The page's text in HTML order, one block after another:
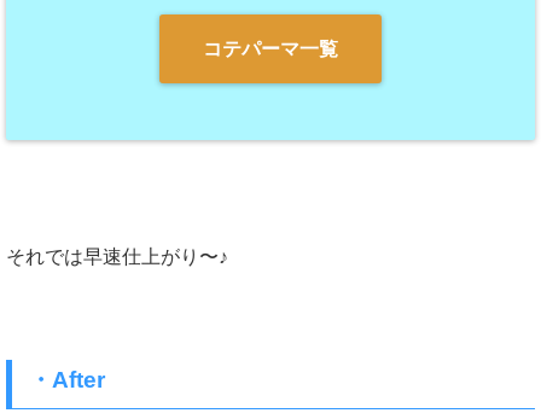
コテパーマ一覧
それでは早速仕上がり〜♪
・After